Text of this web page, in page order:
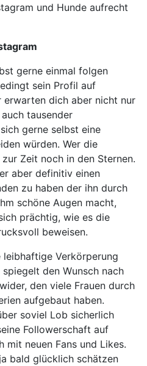
und Hunde aufrecht
gerne einmal folgen
sein Profil auf
erwarten dich aber nicht nur
tausender
gerne selbst eine
würden. Wer die
Zeit noch in den Sternen.
aber definitiv einen
zu haben der ihn durch
schöne Augen macht,
prächtig, wie es die
beweisen.
Verkörperung
den Wunsch nach
den viele Frauen durch
aufgebaut haben.
soviel Lob sicherlich
Followerschaft auf
neuen Fans und Likes.
bald glücklich schätzen